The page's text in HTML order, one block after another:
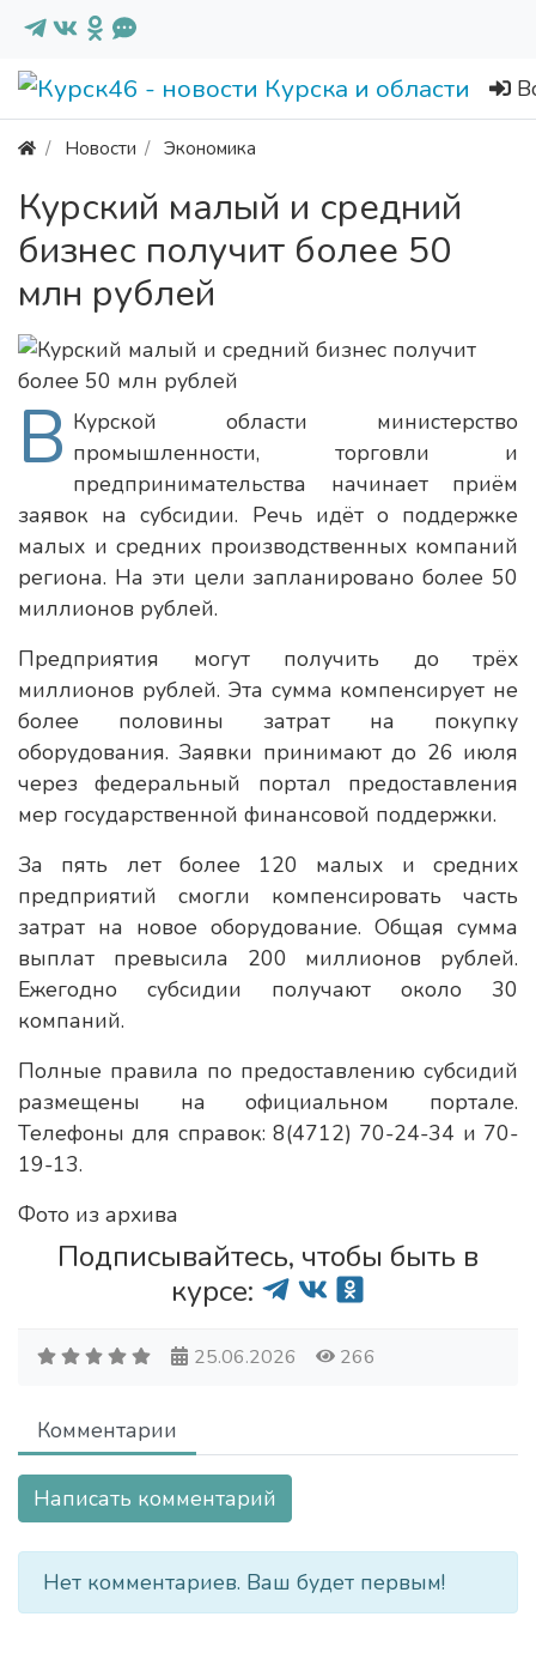
Новости Экономика
Курский малый и средний
бизнес получит более 50
млн рублей
В Курской области министерство
промышленности, торговли и
предпринимательства начинает приём
заявок на субсидии. Речь идёт о поддержке
малых и средних производственных компаний
региона. На эти цели запланировано более 50
миллионов рублей.
Предприятия могут получить до трёх
миллионов рублей. Эта сумма компенсирует не
более половины затрат на покупку
оборудования. Заявки принимают до 26 июля
через федеральный портал предоставления
мер государственной финансовой поддержки.
За пять лет более 120 малых и средних
предприятий смогли компенсировать часть
затрат на новое оборудование. Общая сумма
выплат превысила 200 миллионов рублей.
Ежегодно субсидии получают около 30
компаний.
Полные правила по предоставлению субсидий
размещены на официальном портале.
Телефоны для справок: 8(4712) 70-24-34 и 70-
19-13.
Фото из архива
Подписывайтесь, чтобы быть в
курсе:
25.06.2026 266
Комментарии
Написать комментарий
Нет комментариев. Ваш будет первым!